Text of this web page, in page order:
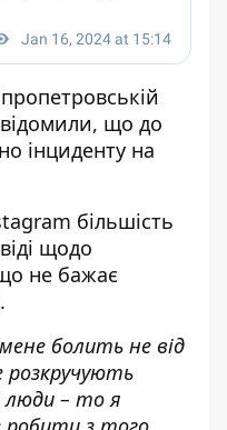
що до
інциденту на
більшість
щодо
не бажає
болить не від
розкручують
люди – то я